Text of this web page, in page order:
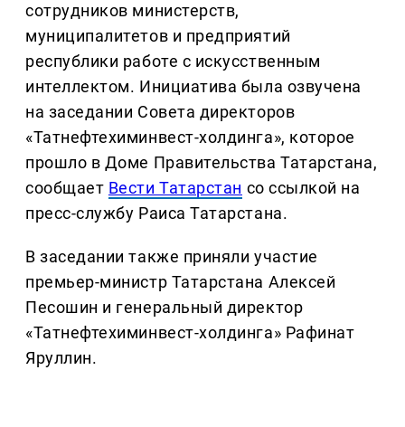
сотрудников министерств,
муниципалитетов и предприятий
республики работе с искусственным
интеллектом. Инициатива была озвучена
на заседании Совета директоров
«Татнефтехиминвест-холдинга», которое
прошло в Доме Правительства Татарстана,
сообщает Вести Татарстан со ссылкой на
пресс-службу Раиса Татарстана.
В заседании также приняли участие
премьер-министр Татарстана Алексей
Песошин и генеральный директор
«Татнефтехиминвест-холдинга» Рафинат
Яруллин.